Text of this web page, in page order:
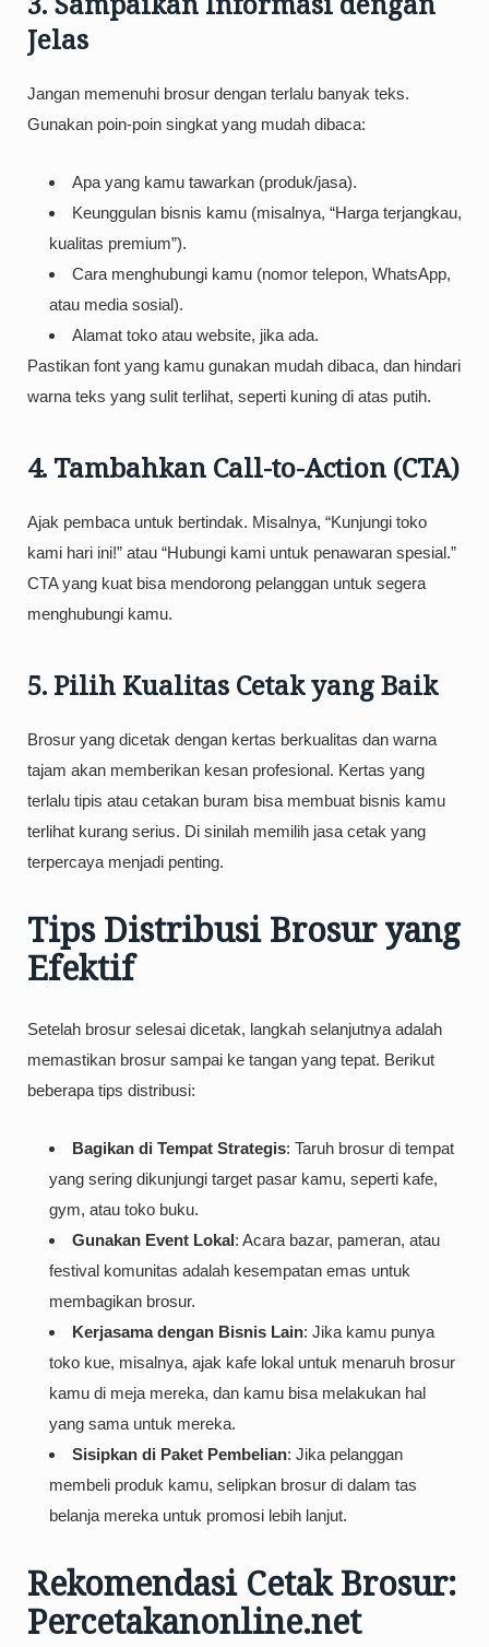
Jelas
Jangan memenuhi brosur dengan terlalu banyak teks.
Gunakan poin-poin singkat yang mudah dibaca:
Apa yang kamu tawarkan (produk/jasa).
Keunggulan bisnis kamu (misalnya, “Harga terjangkau,
kualitas premium”).
Cara menghubungi kamu (nomor telepon, WhatsApp,
atau media sosial).
Alamat toko atau website, jika ada.
Pastikan font yang kamu gunakan mudah dibaca, dan hindari
warna teks yang sulit terlihat, seperti kuning di atas putih.
4. Tambahkan Call-to-Action (CTA)
Ajak pembaca untuk bertindak. Misalnya, “Kunjungi toko
kami hari ini!” atau “Hubungi kami untuk penawaran spesial.”
CTA yang kuat bisa mendorong pelanggan untuk segera
menghubungi kamu.
5. Pilih Kualitas Cetak yang Baik
Brosur yang dicetak dengan kertas berkualitas dan warna
tajam akan memberikan kesan profesional. Kertas yang
terlalu tipis atau cetakan buram bisa membuat bisnis kamu
terlihat kurang serius. Di sinilah memilih jasa cetak yang
terpercaya menjadi penting.
Tips Distribusi Brosur yang
Efektif
Setelah brosur selesai dicetak, langkah selanjutnya adalah
memastikan brosur sampai ke tangan yang tepat. Berikut
beberapa tips distribusi:
Bagikan di Tempat Strategis: Taruh brosur di tempat
yang sering dikunjungi target pasar kamu, seperti kafe,
gym, atau toko buku.
Gunakan Event Lokal: Acara bazar, pameran, atau
festival komunitas adalah kesempatan emas untuk
membagikan brosur.
Kerjasama dengan Bisnis Lain: Jika kamu punya
toko kue, misalnya, ajak kafe lokal untuk menaruh brosur
kamu di meja mereka, dan kamu bisa melakukan hal
yang sama untuk mereka.
Sisipkan di Paket Pembelian: Jika pelanggan
membeli produk kamu, selipkan brosur di dalam tas
belanja mereka untuk promosi lebih lanjut.
Rekomendasi Cetak Brosur:
Percetakanonline.net